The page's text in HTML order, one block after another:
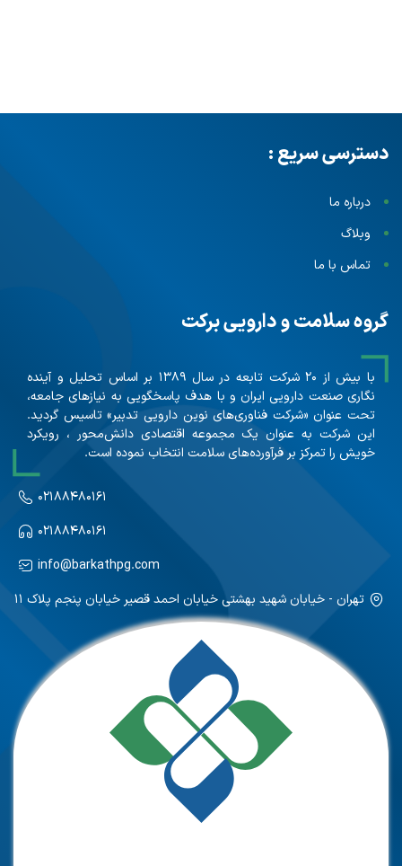
دسترسی سریع :
درباره ما
وبلاگ
تماس با ما
گروه سلامت و دارویی برکت
با بیش از ۲۰ شرکت تابعه در سال ۱۳۸۹ بر اساس تحلیل و آینده
نگاری صنعت دارویی ایران و با هدف پاسخگویی به نیازهای جامعه،
تحت عنوان «شرکت فناوری‌های نوین دارویی تدبیر» تاسیس گردید.
این شرکت به عنوان یک مجموعه اقتصادی دانش‌محور ، رویکرد
خویش را تمرکز بر فرآورده‌های سلامت انتخاب نموده است.
۰۲۱۸۸۴۸۰۱۶۱
۰۲۱۸۸۴۸۰۱۶۱
info@barkathpg.com
تهران - خیابان شهید بهشتی خیابان احمد قصیر خیابان پنجم پلاک ۱۱